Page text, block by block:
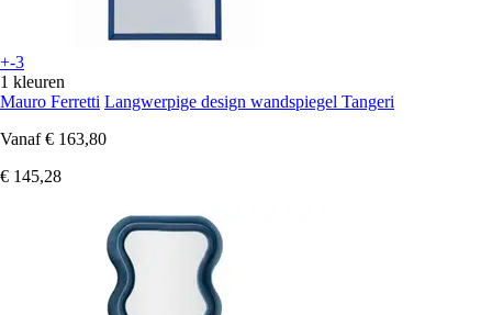
+-3
1 kleuren
Mauro Ferretti Langwerpige design wandspiegel Tangeri
Vanaf € 163,80
€ 145,28